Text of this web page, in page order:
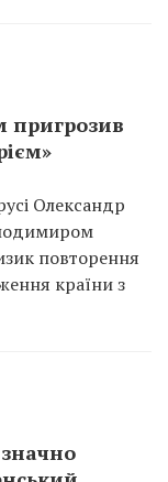
пригрозив
Олександр
повторення
країни з